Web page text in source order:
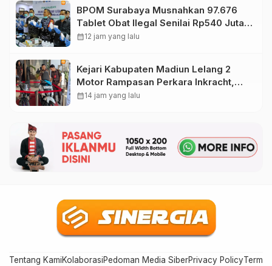
BPOM Surabaya Musnahkan 97.676
Tablet Obat Ilegal Senilai Rp540 Juta,
Cegah Penyalahgunaan di Kalangan
calendar_month12 jam yang lalu
Kejari Kabupaten Madiun Lelang 2
Motor Rampasan Perkara Inkracht,
Penawaran Dibuka 11 Agustus
calendar_month14 jam yang lalu
Tentang KamiKolaborasiPedoman Media SiberPrivacy PolicyTerms